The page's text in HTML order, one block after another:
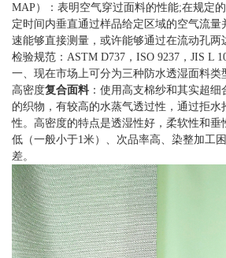
MAP）：表明空气穿过面料的性能;在规定
定时间内垂直通过样品给定区域的空气流
速能够直接测量，或许能够通过在流动孔两
检验规范：ASTM D737，ISO 9237，JIS L
一、现在市场上可分为三种防水透湿面料类
高密度复合面料 ：使用高支棉纱和其实超
的织物，有较高的水蒸气透过性，通过拒水
性。高密度的特点是透湿性好，柔软性和垂
低（一般小于1米）、次品率高、染整加工
差。